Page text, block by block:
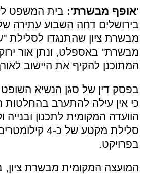
'אופף מבשרת': בית המשפט
מבשרת ציון שהתנגדו לסלילת
מבשרת" באספלט, ונתן אור
המתוכנן להקיף את היישוב לאורך 23
בפסק דין של סגן הנשיא השופט
כי אין עילה להתערב בהחלטות
הוועדה המקומית לתכנון
סלילת מקטע של
בפרויקט.
המועצה המקומית מבשרת ציון,